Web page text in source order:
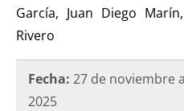
García, Juan Diego
Rivero
Fecha: 27 de noviembre
2025